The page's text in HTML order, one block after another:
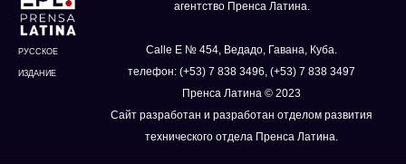
РУССКОЕ
ИЗДАНИЕ
агентство Пренса Латина.
Calle E № 454, Ведадо, Гавана, Куба.
телефон: (+53) 7 838 3496, (+53) 7 838 3497
Пренса Латина © 2023
Сайт разработан и разработан отделом развития
технического отдела Пренса Латина.